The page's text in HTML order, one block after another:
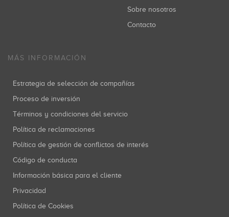
Sobre nosotros
Contacto
MÁS INFORMACIÓN
Estrategia de selección de compañías
Proceso de inversión
Términos y condiciones del servicio
Política de reclamaciones
Política de gestión de conflictos de interés
Código de conducta
Información básica para el cliente
Privacidad
Política de Cookies